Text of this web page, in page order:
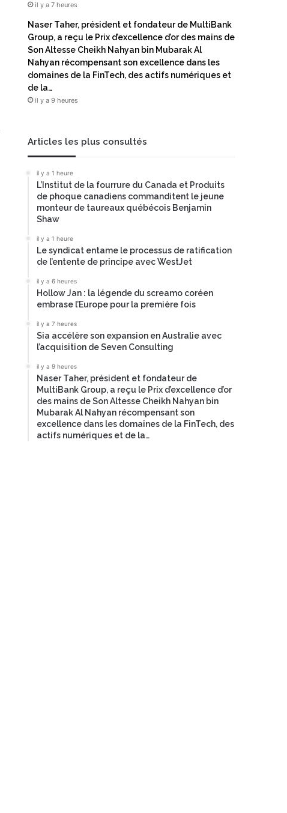
il y a 7 heures
Naser Taher, président et fondateur de MultiBank
Group, a reçu le Prix d’excellence d’or des mains de
Son Altesse Cheikh Nahyan bin Mubarak Al
Nahyan récompensant son excellence dans les
domaines de la FinTech, des actifs numériques et
de la…
il y a 9 heures
Articles les plus consultés
il y a 1 heure
L’Institut de la fourrure du Canada et Produits
de phoque canadiens commanditent le jeune
monteur de taureaux québécois Benjamin
Shaw
il y a 1 heure
Le syndicat entame le processus de ratification
de l’entente de principe avec WestJet
il y a 6 heures
Hollow Jan : la légende du screamo coréen
embrase l’Europe pour la première fois
il y a 7 heures
Sia accélère son expansion en Australie avec
l’acquisition de Seven Consulting
il y a 9 heures
Naser Taher, président et fondateur de
MultiBank Group, a reçu le Prix d’excellence d’or
des mains de Son Altesse Cheikh Nahyan bin
Mubarak Al Nahyan récompensant son
excellence dans les domaines de la FinTech, des
actifs numériques et de la…